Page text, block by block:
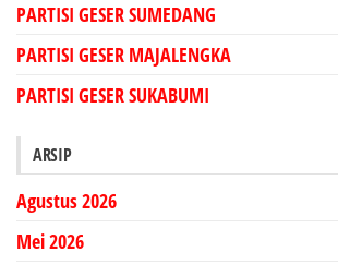
PARTISI GESER SUMEDANG
PARTISI GESER MAJALENGKA
PARTISI GESER SUKABUMI
ARSIP
Agustus 2026
Mei 2026